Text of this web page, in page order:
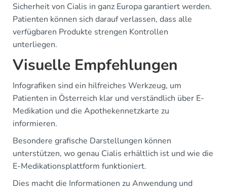
Sicherheit von Cialis in ganz Europa garantiert werden.
Patienten können sich darauf verlassen, dass alle
verfügbaren Produkte strengen Kontrollen
unterliegen.
Visuelle Empfehlungen
Infografiken sind ein hilfreiches Werkzeug, um
Patienten in Österreich klar und verständlich über E-
Medikation und die Apothekennetzkarte zu
informieren.
Besondere grafische Darstellungen können
unterstützen, wo genau Cialis erhältlich ist und wie die
E-Medikationsplattform funktioniert.
Dies macht die Informationen zu Anwendung und